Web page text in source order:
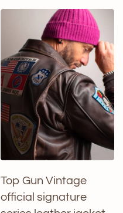
Top Gun Vintage
official signature